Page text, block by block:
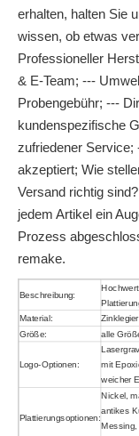
erhalten, halten Sie
wissen, ob etwas
Professioneller
& E-Team; ---
Probengebühr; ---
kundenspezifische
zufriedener Service;
akzeptiert; Wie
Versand richtig
jedem Artikel ein
Prozess
remake.
Beschreibung:
Material:
Größe:
alle
Logo-Optionen:
mit
weicher
Plattierungsoptionen:
Nickel,
antikes
Messing,